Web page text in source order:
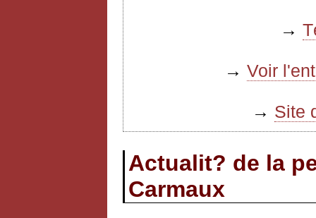
→
→ Voir
→ Site
Actualit? de la
Carmaux